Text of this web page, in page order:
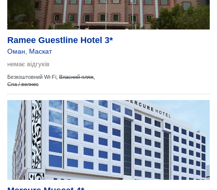
Ramee Guestline Hotel 3*
Оман Маскат
немає відгуків
Безкоштовний Wi-Fi, Власний пляж
Спа / велнес